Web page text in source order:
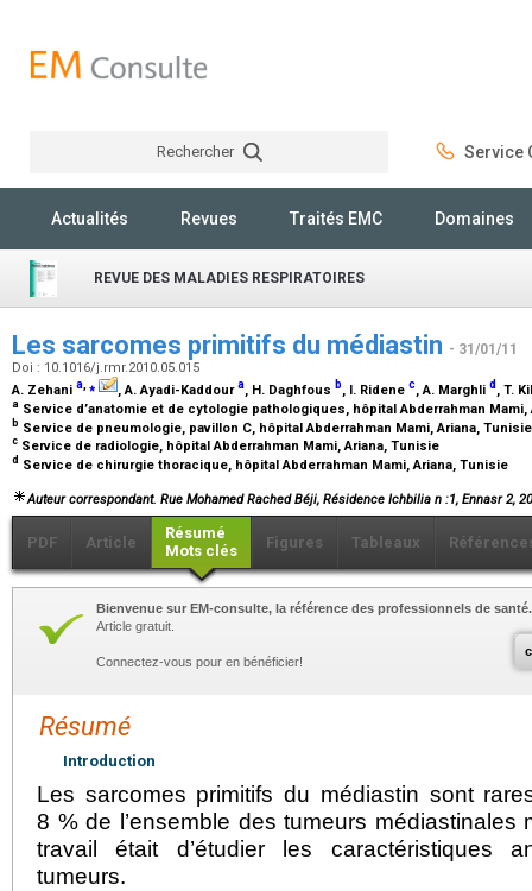
Rechercher Service
Actualités Revues Traités EMC Domaines
REVUE DES MALADIES RESPIRATOIRES
Les sarcomes primitifs du médiastin - 31/01/11
Doi : 10.1016/j.rmr.2010.05.015
A. Zehani a,⁎ , A. Ayadi-Kaddoura, H. Daghfous b, I. Ridene c, A. Marghli d , T.
a Service d’anatomie et de cytologie pathologiques, hôpital Abderrahman
b Service de pneumologie, pavillon C, hôpital Abderrahman Mami, Ariana,
c Service de radiologie, hôpital Abderrahman Mami, Ariana, Tunisie
d Service de chirurgie thoracique, hôpital Abderrahman Mami, Ariana, Tunisie
Auteur correspondant. Rue Mohamed Rached Béji, Résidence Ichbilia n :1, Ennasr 2,
PDF Article
Résumé
Mots clés
Figures Tableaux
Bienvenue sur EM-consulte, la référence des professionnels de santé.
Article gratuit.
Connectez-vous pour en bénéficier!
Résumé
Introduction
Les sarcomes primitifs du médiastin sont
8 % de l’ensemble des tumeurs médiastinales
travail était d’étudier les caractéristiques
tumeurs.